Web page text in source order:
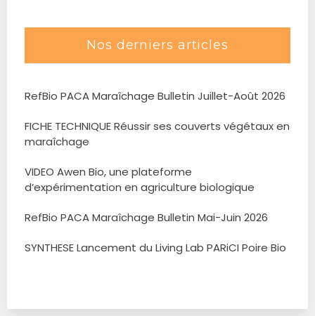
Nos derniers articles
RefBio PACA Maraîchage Bulletin Juillet-Août 2026
FICHE TECHNIQUE Réussir ses couverts végétaux en
maraîchage
VIDEO Awen Bio, une plateforme
d’expérimentation en agriculture biologique
RefBio PACA Maraîchage Bulletin Mai-Juin 2026
SYNTHESE Lancement du Living Lab PARiCI Poire Bio